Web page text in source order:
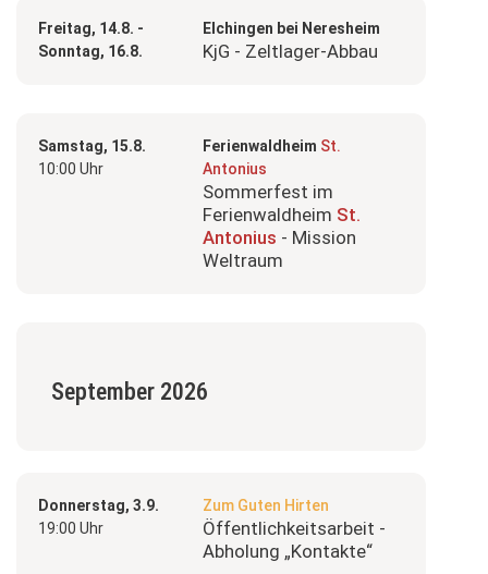
Freitag, 14.8. -
Sonntag, 16.8.
Elchingen bei Neresheim
KjG - Zeltlager-Abbau
Samstag, 15.8. Ferienwaldheim St.
Antonius
10:00 Uhr
Sommerfest im
Ferienwaldheim St.
Antonius - Mission
Weltraum
September 2026
Donnerstag, 3.9.
Zum Guten Hirten
19:00 Uhr
Öffentlichkeitsarbeit -
Abholung „Kontakte“